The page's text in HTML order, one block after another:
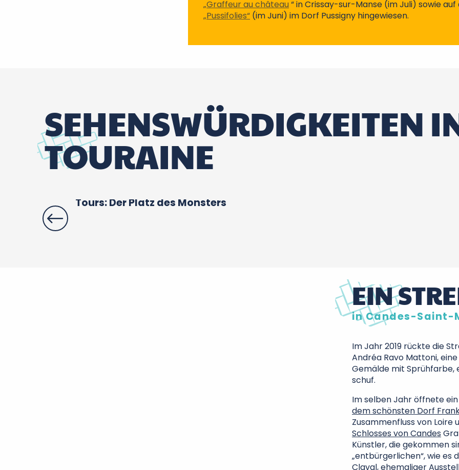
„Graffeur au château“ in Crissay-sur-Manse (im Juli) sowie auf
„Pussifolies“ (im Juni) im Dorf Pussigny hingewiesen.
SEHENSWÜRDIGKEITEN
TOURAINE
Tours: Der Platz des Monsters
EIN
in Candes-Saint-
Im Jahr 2019 rückte die
Andréa Ravo Mattoni,
Gemälde mit Sprühfarbe,
schuf.
Im selben Jahr öffnete ein
dem schönsten Dorf
Zusammenfluss von Loire
Schlosses von Candes
Künstler, die gekommen
„entbürgerlichen“, wie es
Claval, ehemaliger